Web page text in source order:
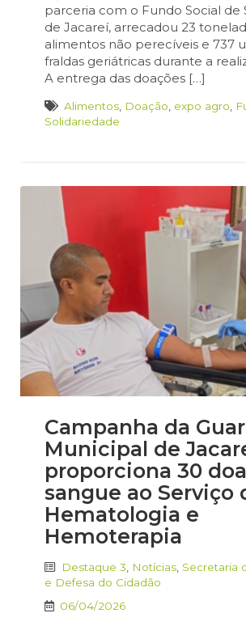
parceria com o Fundo Social de
de Jacareí, arrecadou 23
alimentos não perecíveis e 737
fraldas geriátricas durante a
A entrega das doações […]
Alimentos Doação expo agro
Solidariedade
Campanha da
Municipal de
proporciona 30
sangue ao Serviço
Hematologia e
Hemoterapia
Destaque 3 Notícias Secretaria
e Defesa do Cidadão
06/04/2026